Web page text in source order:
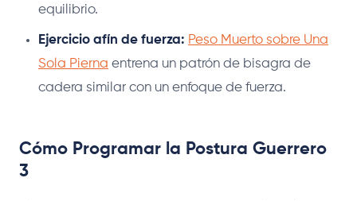
equilibrio.
Ejercicio afín de fuerza: Peso Muerto sobre Una
Sola Pierna entrena un patrón de bisagra de
cadera similar con un enfoque de fuerza.
Cómo Programar la Postura Guerrero
3